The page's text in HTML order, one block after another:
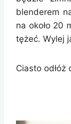
blenderem
na około 20
tężeć. Wylej
Ciasto